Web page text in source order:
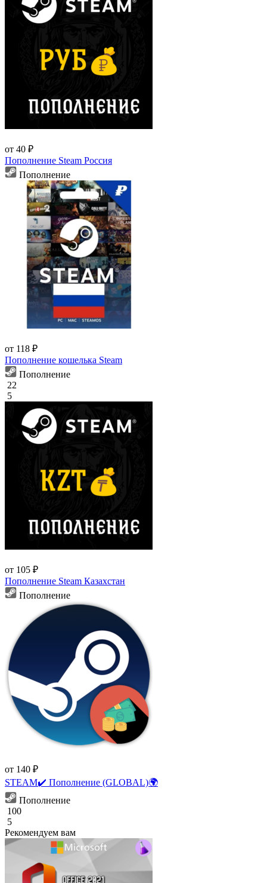
от 40 ₽
Пополнение Steam Россия
Пополнение
от 118 ₽
Пополнение кошелька Steam
Пополнение
22
5
от 105 ₽
Пополнение Steam Казахстан
Пополнение
от 140 ₽
STEAM✔️ Пополнение (GLOBAL)🌍
Пополнение
100
5
Рекомендуем вам